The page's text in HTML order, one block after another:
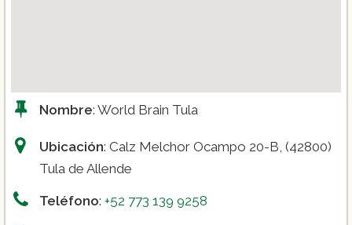
Nombre: World Brain Tula
Ubicación: Calz Melchor Ocampo 20-B, (42800)
Tula de Allende
Teléfono: +52 773 139 9258